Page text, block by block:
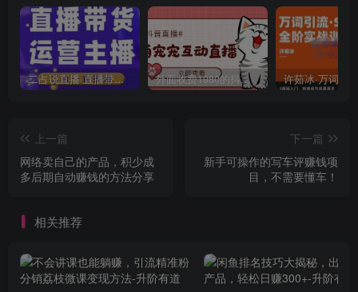
二占说直播·直播带货主播运营课程，主播运营二合一实操课 外面收费1980的抖音萌宠宠直播项目，可虚拟人直播，抖音报白，实时互动直播【软件+详细教程】
上一篇
网络卖自己的产品，积少成
多后期自动赚钱的方法分享
下一篇
新手可操作的写车评赚钱项
目，不需要懂车！
相关推荐